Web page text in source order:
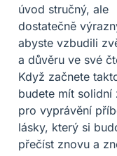
úvod stručný, ale
dostatečně
abyste vzbudili
a důvěru ve své
Když začnete
budete mít solidní
pro vyprávění
lásky, který si
přečíst znovu a